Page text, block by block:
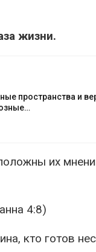
жизни.
пространства и
их
4:8)
кто готов